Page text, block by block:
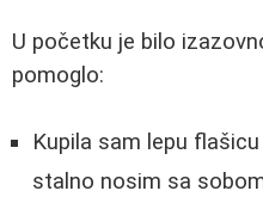
U početku je bilo
pomoglo:
Kupila sam lepu
stalno nosim sa